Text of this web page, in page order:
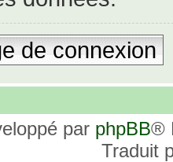
de connexion
par phpBB®
Traduit